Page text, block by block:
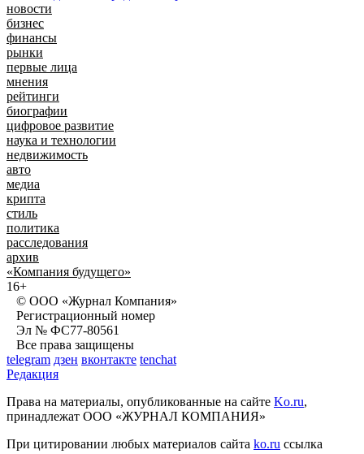
новости
бизнес
финансы
рынки
первые лица
мнения
рейтинги
биографии
цифровое развитие
наука и технологии
недвижимость
авто
медиа
крипта
стиль
политика
расследования
архив
«Компания будущего»
16+
© ООО «Журнал Компания»
Регистрационный номер
Эл № ФС77-80561
Все права защищены
telegram дзен вконтакте tenchat
Редакция
Права на материалы, опубликованные на сайте Ko.ru,
принадлежат ООО «ЖУРНАЛ КОМПАНИЯ»
При цитировании любых материалов сайта ko.ru ссылка